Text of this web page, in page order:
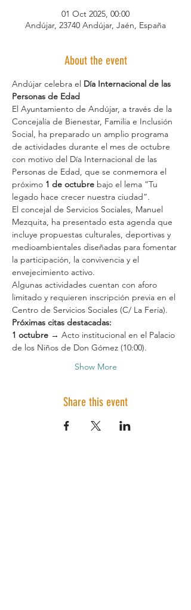
01 Oct 2025, 00:00
Andújar, 23740 Andújar, Jaén, España
About the event
Andújar celebra el Día Internacional de las
Personas de Edad
El Ayuntamiento de Andújar, a través de la
Concejalía de Bienestar, Familia e Inclusión
Social, ha preparado un amplio programa
de actividades durante el mes de octubre
con motivo del Día Internacional de las
Personas de Edad, que se conmemora el
próximo 1 de octubre bajo el lema “Tu
legado hace crecer nuestra ciudad”.
El concejal de Servicios Sociales, Manuel
Mezquita, ha presentado esta agenda que
incluye propuestas culturales, deportivas y
medioambientales diseñadas para fomentar
la participación, la convivencia y el
envejecimiento activo.
Algunas actividades cuentan con aforo
limitado y requieren inscripción previa en el
Centro de Servicios Sociales (C/ La Feria).
Próximas citas destacadas:
1 octubre → Acto institucional en el Palacio
de los Niños de Don Gómez (10:00).
Show More
Share this event